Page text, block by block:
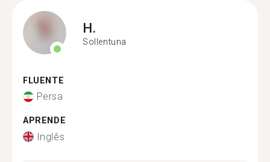
H.
Sollentuna
FLUENTE
Persa
APRENDE
Inglês